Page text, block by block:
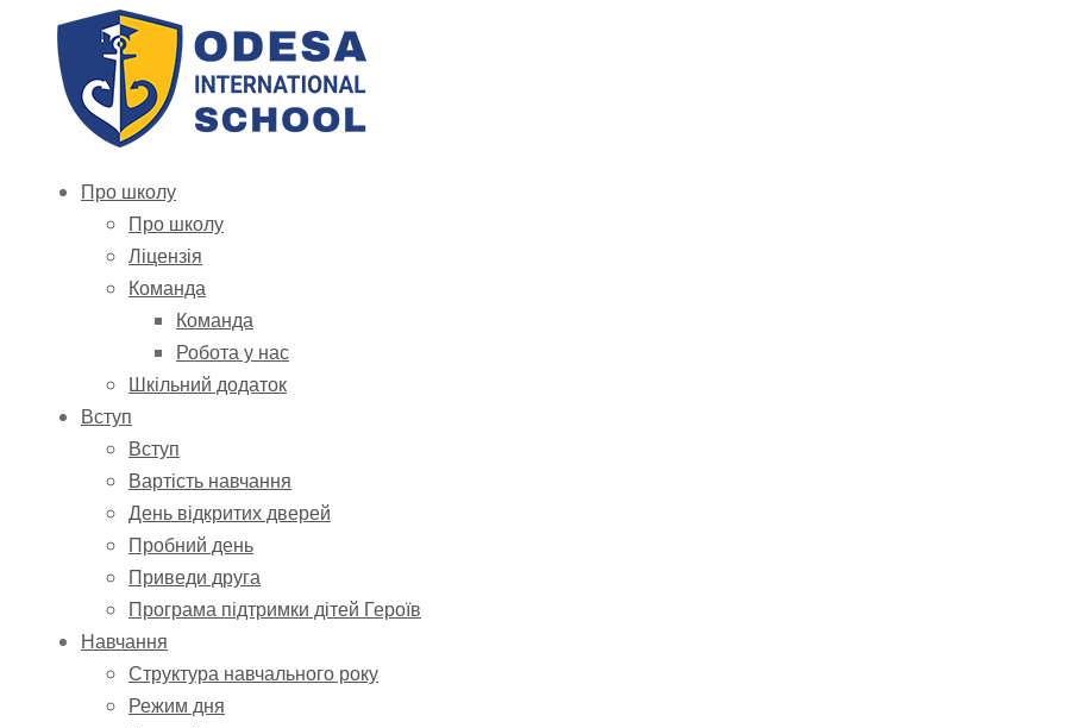
Про школу
Про школу
Ліцензія
Команда
Команда
Робота у нас
Шкільний додаток
Вступ
Вступ
Вартість навчання
День відкритих дверей
Пробний день
Приведи друга
Програма підтримки дітей Героїв
Навчання
Структура навчального року
Режим дня